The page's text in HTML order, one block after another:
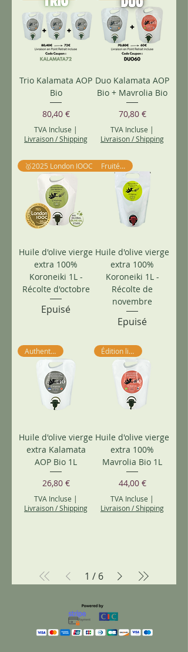
Trio Kalamata AOP
Bio
Prix
80,40 €
TVA Incluse |
Livraison / Shipping
Duo Kalamata AOP
Bio + Mavrolia Bio
Prix
70,80 €
TVA Incluse |
Livraison / Shipping
🥇2025 London IOOC Gold Winner
Huile d'olive vierge
extra 100%
Koroneiki 1L -
Récolte d'octobre
Epuisé
Fruité mûr
Huile d'olive vierge
extra 100%
Koroneiki 1L -
Récolte de
novembre
Epuisé
Authentique !
Huile d'olive vierge
extra Kalamata
AOP Bio 1L
Prix
26,80 €
TVA Incluse |
Livraison / Shipping
Édition limitée
Huile d'olive vierge
extra 100%
Mavrolia Bio 1L
Prix
44,00 €
TVA Incluse |
Livraison / Shipping
1 / 6